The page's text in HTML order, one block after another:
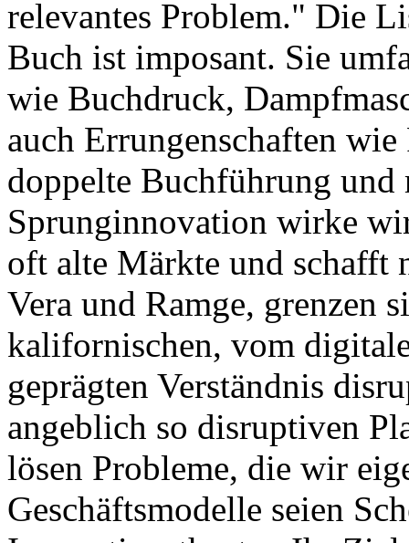
relevantes Problem." Die
Buch ist imposant. Sie
wie Buchdruck,
auch Errungenschaften
doppelte Buchführung
Sprunginnovation wirke
oft alte Märkte und schafft
Vera und Ramge, grenzen
kalifornischen, vom
geprägten Verständnis
angeblich so disruptiven
lösen Probleme, die wir
Geschäftsmodelle seien